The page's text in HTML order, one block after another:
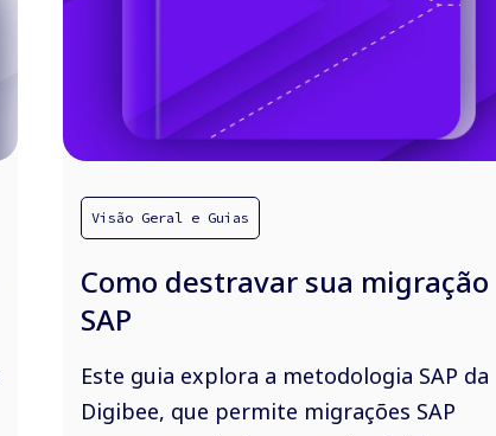
Visão Geral e Guias
Como destravar sua migração
SAP
Este guia explora a metodologia SAP da
Digibee, que permite migrações SAP